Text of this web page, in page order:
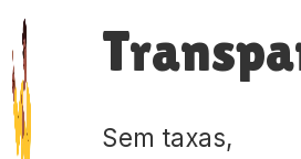
Sem taxas,